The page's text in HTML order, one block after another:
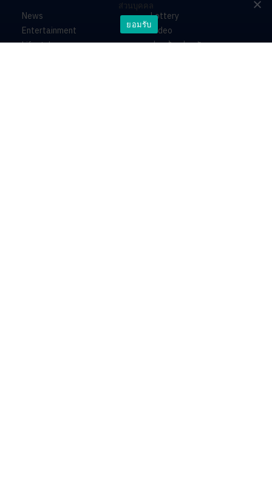
News
Entertainment
Lifestyle
Lottery
Video
ร่วมด้วยช่วยกัน
ส่วนบุคคล
ยอมรับ